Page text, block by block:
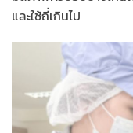
และใช้ถี่เกินไป